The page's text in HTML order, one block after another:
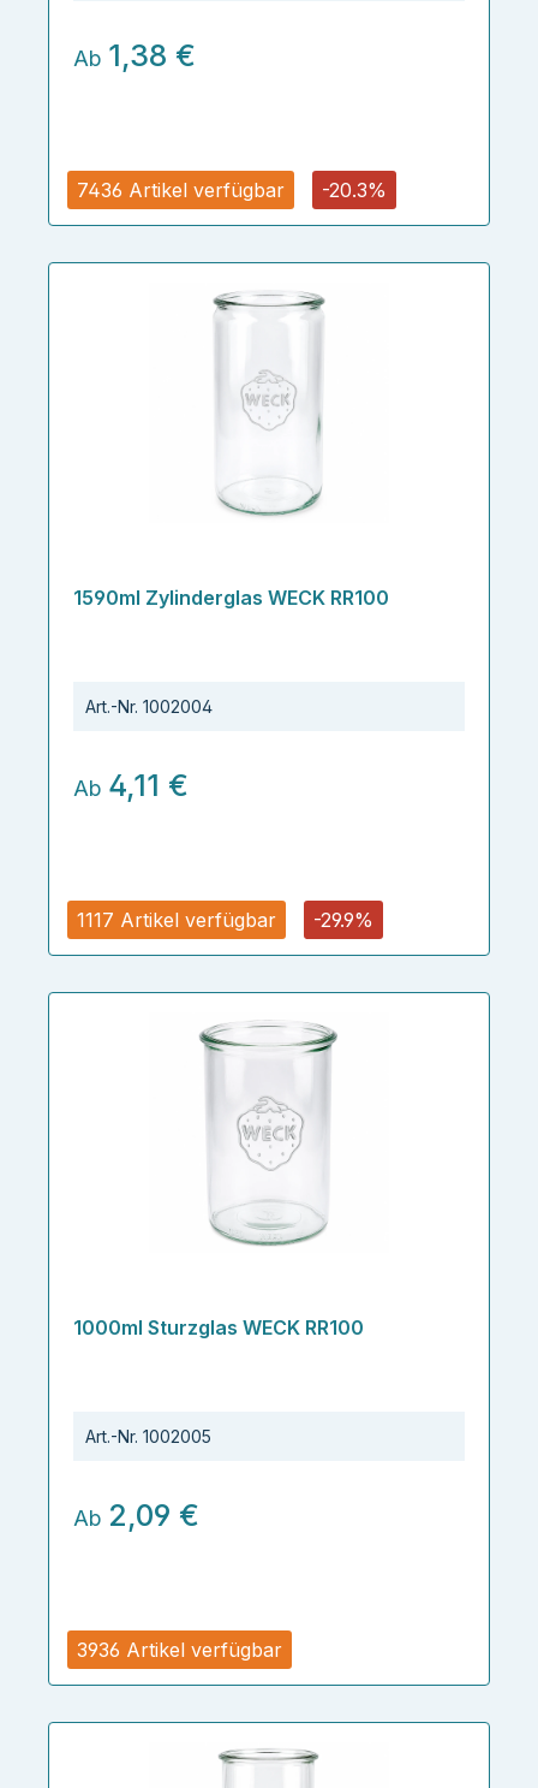
7436 Artikel verfügbar -20.3%
Ab 1,38 €
1117 Artikel verfügbar -29.9%
1590ml Zylinderglas WECK RR100
Art.-Nr. 1002004
Ab 4,11 €
3936 Artikel verfügbar
1000ml Sturzglas WECK RR100
Art.-Nr. 1002005
Ab 2,09 €